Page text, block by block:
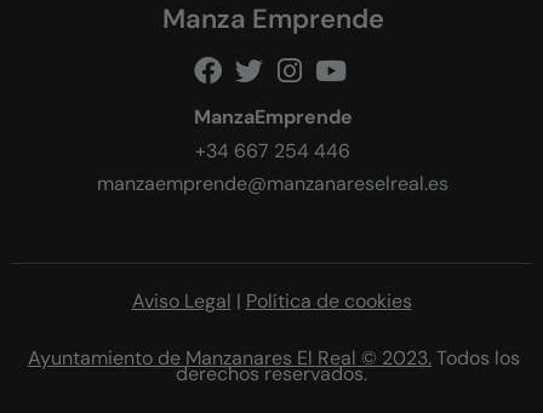
Manza Emprende
ManzaEmprende
+34 667 254 446
manzaemprende@manzanareselreal.es
Aviso Legal | Política de cookies
Ayuntamiento de Manzanares El Real © 2023.Todos los
derechos reservados.